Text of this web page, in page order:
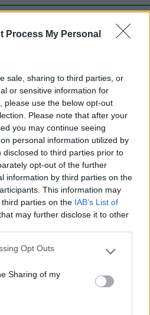
Process My Personal
sale, sharing to third parties, or
or sensitive information for
please use the below opt-out
Please note that after your
you may continue seeing
personal information utilized by
to third parties prior to
opt-out of the further
information by third parties on the
This information may
parties on the IAB’s List of
may further disclose it to other
app uses one or more Google
behaviour. You may click to
purposes in below Google
Opt Outs
Sharing of my
leggere le recensioni:
15/08/2024 11:59
acque grigie e carico
il WC chimico. A me
una decina di
e, per chi ci tiene,
totale di ombra,
scarico - che avendo 20